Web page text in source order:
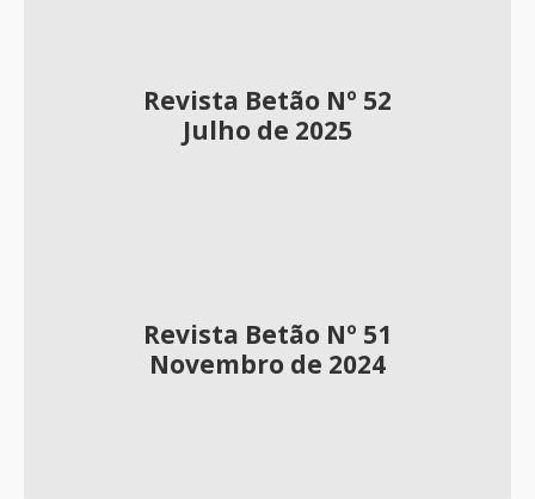
Revista Betão Nº 52
Julho de 2025
Revista Betão Nº 51
Novembro de 2024